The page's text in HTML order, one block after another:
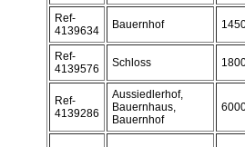
Ref-
4139634
Bauernhof
Ref-
4139576
Schloss
Ref-
4139286
Aussiedlerhof,
Bauernhaus,
Bauernhof